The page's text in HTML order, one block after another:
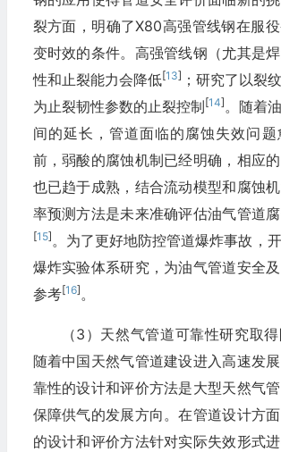
裂方面，明确了X80高强管线钢在服
变时效的条件。高强管线钢（尤其是
性和止裂能力会降低[13] ；研究了以裂
为止裂韧性参数的止裂控制[14]。随着
间的延长，管道面临的腐蚀失效问题
前，弱酸的腐蚀机制已经明确，相应
也已趋于成熟，结合流动模型和腐蚀
率预测方法是未来准确评估油气管道
[15]。为了更好地防控管道爆炸事故，
爆炸实验体系研究，为油气管道安全
参考[16]。
（3）天然气管道可靠性研究取得
随着中国天然气管道建设进入高速发
靠性的设计和评价方法是大型天然气管
保障供气的发展方向。在管道设计方
的设计和评价方法针对实际失效形式